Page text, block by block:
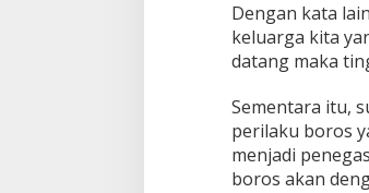
Dengan kata
keluarga kita
datang maka
Sementara itu,
perilaku boros
menjadi
boros akan